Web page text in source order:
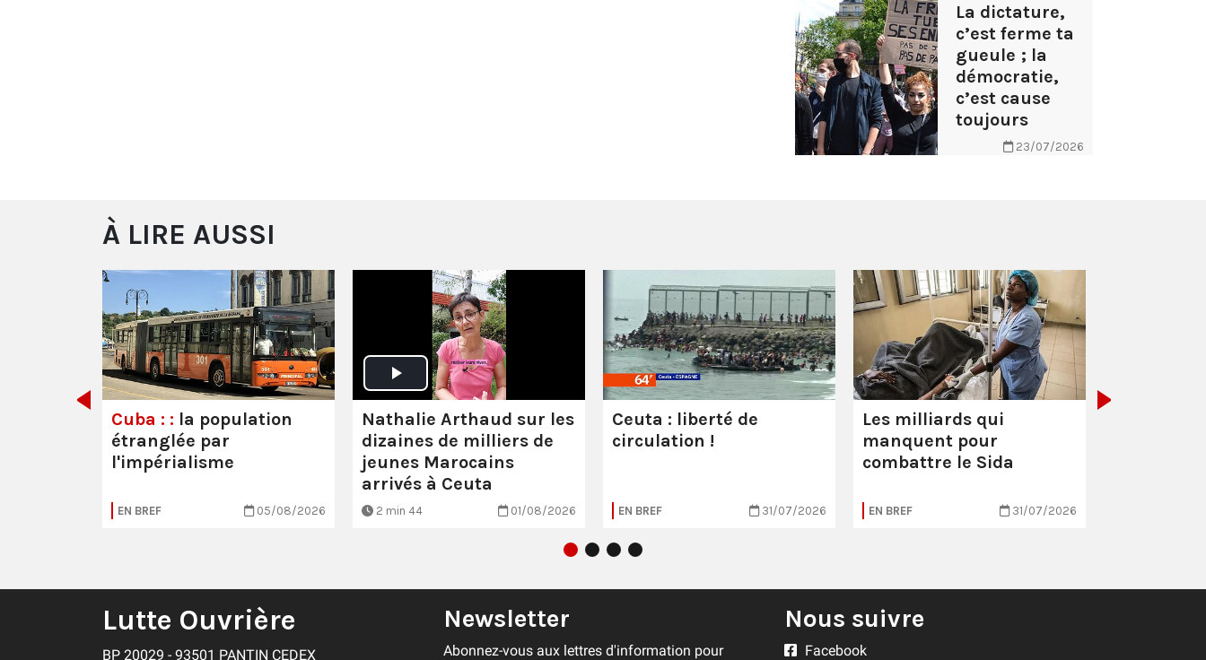
La dictature,
c’est ferme ta
gueule ; la
démocratie,
c’est cause
toujours
23/07/2026
À LIRE AUSSI
Cuba : : la population
étranglée par
l'impérialisme
EN BREF 05/08/2026
Nathalie Arthaud sur les
dizaines de milliers de
jeunes Marocains
arrivés à Ceuta
2 min 44 01/08/2026
Ceuta : liberté de
circulation !
EN BREF 31/07/2026
Les milliards qui
manquent pour
combattre le Sida
EN BREF 31/07/2026
Lutte Ouvrière
BP 20029 - 93501 PANTIN CEDEX
Newsletter
Abonnez-vous aux lettres d'information pour
Nous suivre
Facebook